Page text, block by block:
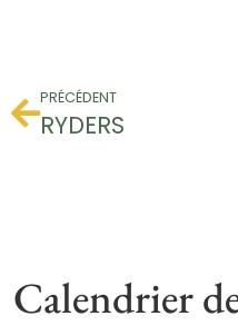
PRÉCÉDENT
RYDERS
Calendrier